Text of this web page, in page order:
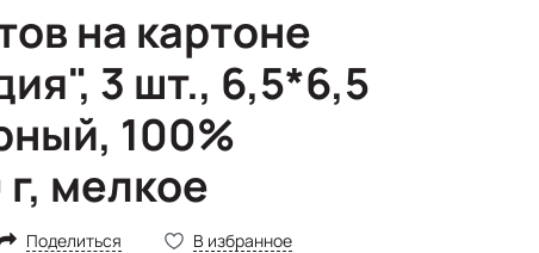
на картоне
3 шт., 6,5*6,5
100%
мелкое
Поделиться В избранное